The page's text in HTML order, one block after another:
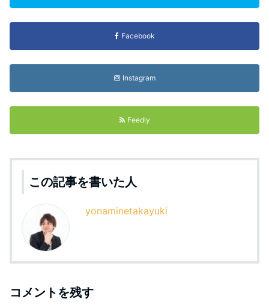
Facebook
Instagram
Feedly
この記事を書いた人
yonaminetakayuki
コメントを残す